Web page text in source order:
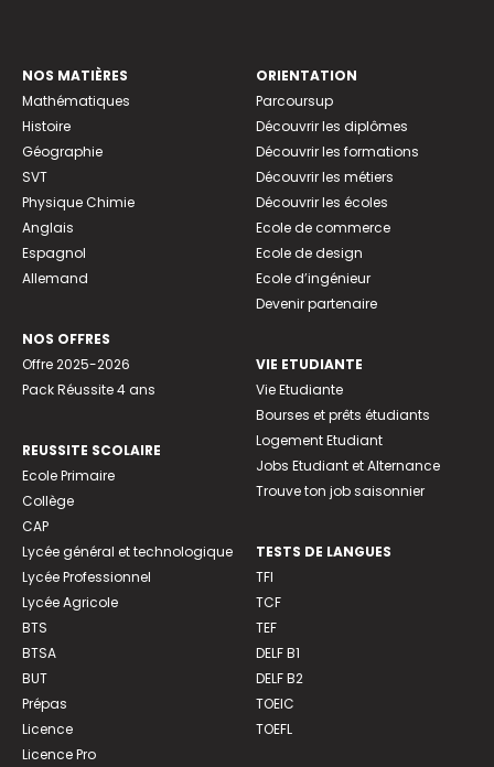
NOS MATIÈRES
Mathématiques
Histoire
Géographie
SVT
Physique Chimie
Anglais
Espagnol
Allemand
NOS OFFRES
Offre 2025-2026
Pack Réussite 4 ans
REUSSITE SCOLAIRE
Ecole Primaire
Collège
CAP
Lycée général et technologique
Lycée Professionnel
Lycée Agricole
BTS
BTSA
BUT
Prépas
Licence
Licence Pro
ORIENTATION
Parcoursup
Découvrir les diplômes
Découvrir les formations
Découvrir les métiers
Découvrir les écoles
Ecole de commerce
Ecole de design
Ecole d’ingénieur
Devenir partenaire
VIE ETUDIANTE
Vie Etudiante
Bourses et prêts étudiants
Logement Etudiant
Jobs Etudiant et Alternance
Trouve ton job saisonnier
TESTS DE LANGUES
TFI
TCF
TEF
DELF B1
DELF B2
TOEIC
TOEFL